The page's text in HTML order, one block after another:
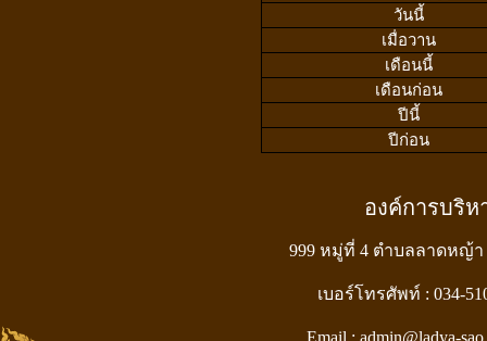
วันนี้
เมื่อวาน
เดือนนี้
เดือนก่อน
ปีนี้
ปีก่อน
องค์การบริ
999 หมู่ที่ 4 ตำบลลาดหญ้า
เบอร์โทรศัพท์ : 034-
Email : admin@ladya-